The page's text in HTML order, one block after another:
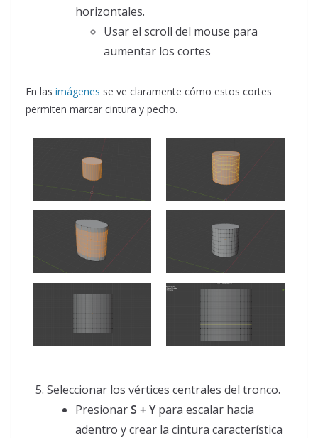
horizontales.
Usar el scroll del mouse para
aumentar los cortes
En las imágenes se ve claramente cómo estos cortes
permiten marcar cintura y pecho.
Seleccionar los vértices centrales del tronco.
PresionarS + Ypara escalar hacia
adentro y crear la cintura característica